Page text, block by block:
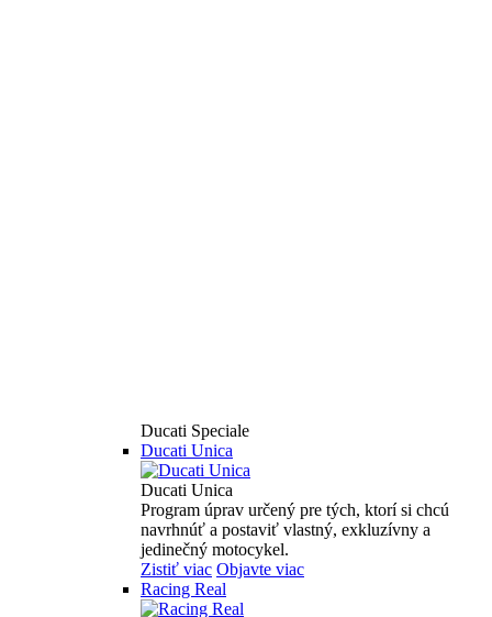
Ducati Speciale
Ducati Unica
Ducati Unica
Program úprav určený pre tých, ktorí si chcú
navrhnúť a postaviť vlastný, exkluzívny a
jedinečný motocykel.
Zistiť viac Objavte viac
Racing Real